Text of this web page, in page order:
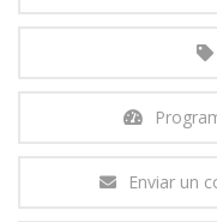
Enviar un